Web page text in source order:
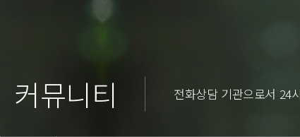
커뮤니티 전화상담 기관으로서 24